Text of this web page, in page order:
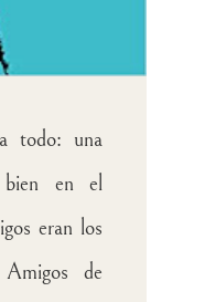
todo: una
en el
eran los
de